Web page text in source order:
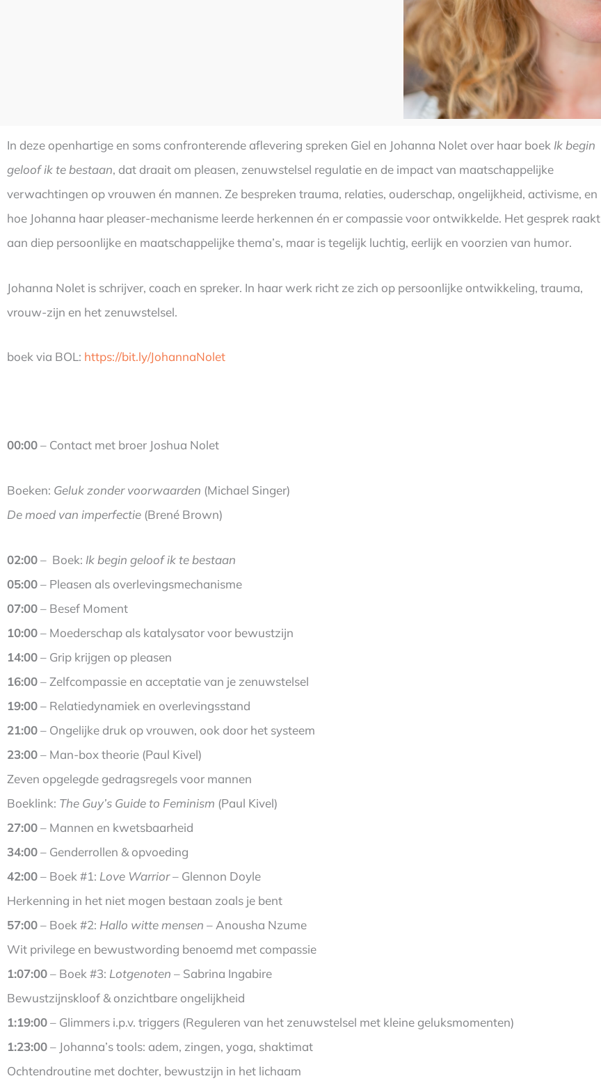
In deze openhartige en soms confronterende aflevering spreken Giel en Johanna Nolet over haar boek Ik begin
geloof ik te bestaan, dat draait om pleasen, zenuwstelsel regulatie en de impact van maatschappelijke
verwachtingen op vrouwen én mannen. Ze bespreken trauma, relaties, ouderschap, ongelijkheid, activisme, en
hoe Johanna haar pleaser-mechanisme leerde herkennen én er compassie voor ontwikkelde. Het gesprek raakt
aan diep persoonlijke en maatschappelijke thema’s, maar is tegelijk luchtig, eerlijk en voorzien van humor.
Johanna Nolet is schrijver, coach en spreker. In haar werk richt ze zich op persoonlijke ontwikkeling, trauma,
vrouw-zijn en het zenuwstelsel.
boek via BOL: https://bit.ly/JohannaNolet
00:00– Contact met broer Joshua Nolet
Boeken: Geluk zonder voorwaarden (Michael Singer)
De moed van imperfectie (Brené Brown)
02:00– Boek: Ik begin geloof ik te bestaan
05:00– Pleasen als overlevingsmechanisme
07:00– Besef Moment
10:00– Moederschap als katalysator voor bewustzijn
14:00– Grip krijgen op pleasen
16:00– Zelfcompassie en acceptatie van je zenuwstelsel
19:00– Relatiedynamiek en overlevingsstand
21:00– Ongelijke druk op vrouwen, ook door het systeem
23:00– Man-box theorie (Paul Kivel)
Zeven opgelegde gedragsregels voor mannen
Boeklink: The Guy’s Guide to Feminism (Paul Kivel)
27:00– Mannen en kwetsbaarheid
34:00– Genderrollen & opvoeding
42:00– Boek #1: Love Warrior– Glennon Doyle
Herkenning in het niet mogen bestaan zoals je bent
57:00– Boek #2: Hallo witte mensen – Anousha Nzume
Wit privilege en bewustwording benoemd met compassie
1:07:00– Boek #3: Lotgenoten – Sabrina Ingabire
Bewustzijnskloof & onzichtbare ongelijkheid
1:19:00– Glimmers i.p.v. triggers (Reguleren van het zenuwstelsel met kleine geluksmomenten)
1:23:00– Johanna’s tools: adem, zingen, yoga, shaktimat
Ochtendroutine met dochter, bewustzijn in het lichaam